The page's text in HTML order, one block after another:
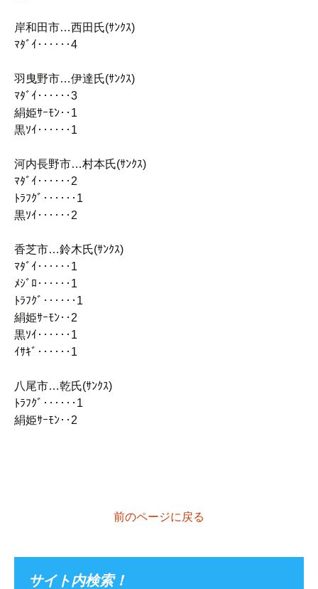
岸和田市…西田氏(ｻﾝｸｽ)
ﾏﾀﾞｲ‥‥‥4
羽曳野市…伊達氏(ｻﾝｸｽ)
ﾏﾀﾞｲ‥‥‥3
絹姫ｻｰﾓﾝ‥1
黒ｿｲ‥‥‥1
河内長野市…村本氏(ｻﾝｸｽ)
ﾏﾀﾞｲ‥‥‥2
ﾄﾗﾌｸﾞ‥‥‥1
黒ｿｲ‥‥‥2
香芝市…鈴木氏(ｻﾝｸｽ)
ﾏﾀﾞｲ‥‥‥1
ﾒｼﾞﾛ‥‥‥1
ﾄﾗﾌｸﾞ‥‥‥1
絹姫ｻｰﾓﾝ‥2
黒ｿｲ‥‥‥1
ｲｻｷﾞ‥‥‥1
八尾市…乾氏(ｻﾝｸｽ)
ﾄﾗﾌｸﾞ‥‥‥1
絹姫ｻｰﾓﾝ‥2
前のページに戻る
サイト内検索！